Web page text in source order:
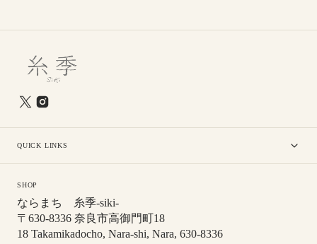
QUICK LINKS
SHOP
ならまち 糸季-siki-
〒630-8336 奈良市高御門町18
18 Takamikadocho, Nara-shi, Nara, 630-8336